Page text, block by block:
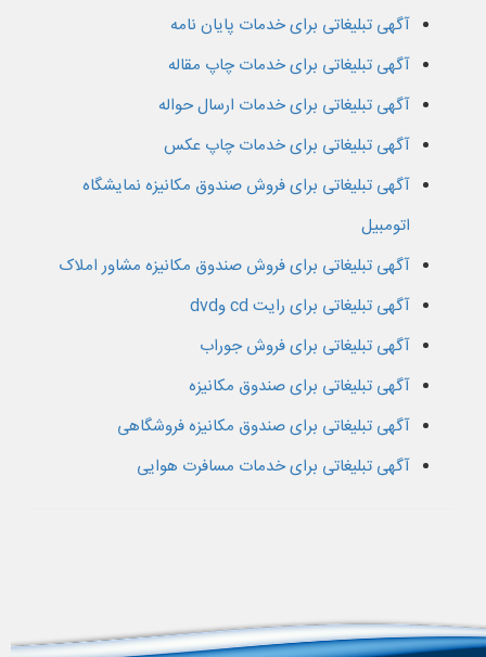
آگهی تبلیغاتی برای خدمات پایان نامه
آگهی تبلیغاتی برای خدمات چاپ مقاله
آگهی تبلیغاتی برای خدمات ارسال حواله
آگهی تبلیغاتی برای خدمات چاپ عکس
آگهی تبلیغاتی برای فروش صندوق مکانیزه نمایشگاه
اتومبیل
آگهی تبلیغاتی برای فروش صندوق مکانیزه مشاور املاک
آگهی تبلیغاتی برای رایت cd وdvd
آگهی تبلیغاتی برای فروش جوراب
آگهی تبلیغاتی برای صندوق مکانیزه
آگهی تبلیغاتی برای صندوق مکانیزه فروشگاهی
آگهی تبلیغاتی برای خدمات مسافرت هوایی